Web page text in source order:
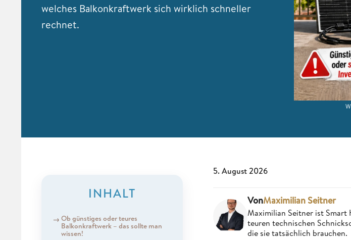
welches Balkonkraftwerk sich wirklich schneller
rechnet.
INHALT
Ob günstiges oder teures
Balkonkraftwerk – das sollte man
wissen!
5. August 2026
VonMaximilian Seitner
Maximilian Seitner ist Smart
teuren technischen
die sie tatsächlich brauchen.